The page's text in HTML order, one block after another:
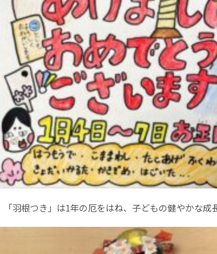
「羽根つき」は1年の厄をはね、子どもの健やかな成